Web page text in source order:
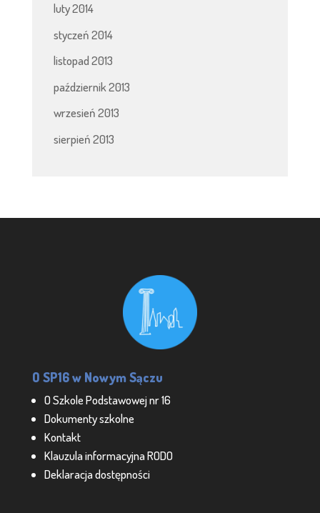
luty 2014
styczeń 2014
listopad 2013
październik 2013
wrzesień 2013
sierpień 2013
O SP16 w Nowym Sączu
O Szkole Podstawowej nr 16
Dokumenty szkolne
Kontakt
Klauzula informacyjna RODO
Deklaracja dostępności